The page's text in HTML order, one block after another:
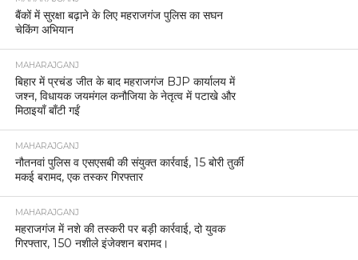
बैंकों में सुरक्षा बढ़ाने के लिए महराजगंज पुलिस का सघन
चेकिंग अभियान
MAHARAJGANJ
बिहार में प्रचंड जीत के बाद महराजगंज BJP कार्यालय में
जश्न, विधायक जयमंगल कनौजिया के नेतृत्व में पटाखे और
मिठाइयाँ बाँटी गईं
MAHARAJGANJ
नौतनवां पुलिस व एसएसबी की संयुक्त कार्रवाई, 15 बोरी तुर्की
मकई बरामद, एक तस्कर गिरफ्तार
MAHARAJGANJ
महराजगंज में नशे की तस्करी पर बड़ी कार्रवाई, दो युवक
गिरफ्तार, 150 नशीले इंजेक्शन बरामद।